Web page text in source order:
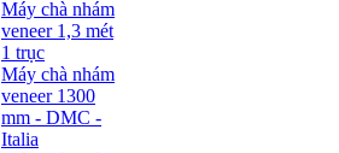
Máy chà nhám
veneer 1,3 mét
1 trục
Máy chà nhám
veneer 1300
mm - DMC -
Italia